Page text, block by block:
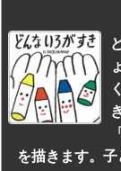
を描きます。子